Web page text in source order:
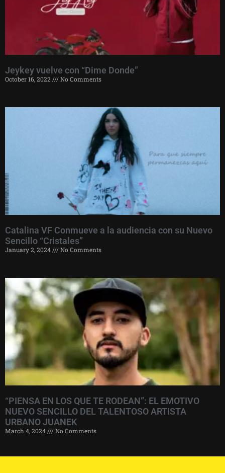
Jeykey vuelve con “Dime Donde”
October 16, 2022 No Comments
Catalina VF Conmueve a la audiencia con su Nuevo
Sencillo “Cristales”
January 2, 2024 No Comments
“PIENSA EN LOS QUE TE RODEAN”: EL EMOTIVO
NUEVO SENCILLO DEL TALENTOSO ARTISTA
URBANO JUANEK
March 4, 2024 No Comments